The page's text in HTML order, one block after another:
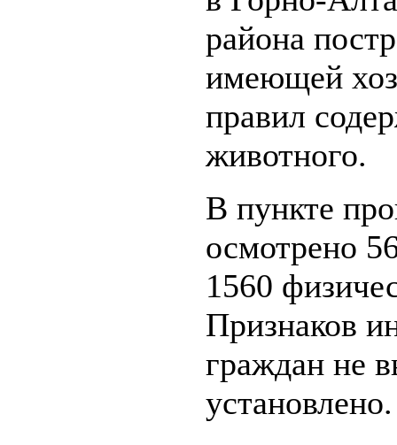
района
имеющей
правил
животного.
В пункте
осмотрено
1560
Признаков
граждан не
установлено.